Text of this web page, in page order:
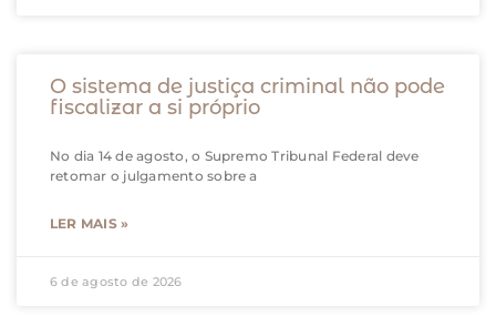
O sistema de justiça criminal não pode
fiscalizar a si próprio
No dia 14 de agosto, o Supremo Tribunal Federal deve
retomar o julgamento sobre a
LER MAIS »
6 de agosto de 2026